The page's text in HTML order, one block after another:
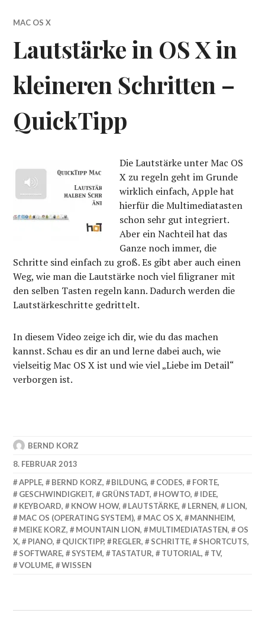
MAC OS X
Lautstärke in OS X in
kleineren Schritten –
QuickTipp
Die Lautstärke unter Mac OS
X zu regeln geht im Grunde
wirklich einfach, Apple hat
hierfür die Multimediatasten
schon sehr gut integriert.
Aber ein Nachteil hat das
Ganze noch immer, die
Schritte sind einfach zu groß. Es gibt aber auch einen
Weg, wie man die Lautstärke noch viel filigraner mit
den selben Tasten regeln kann. Dadurch werden die
Lautstärkeschritte gedrittelt.
In diesem Video zeige ich dir, wie du das machen
kannst. Schau es dir an und lerne dabei auch, wie
vielseitig Mac OS X ist und wie viel „Liebe im Detail“
verborgen ist.
BERND KORZ
8. FEBRUAR 2013
APPLE, BERND KORZ, BILDUNG, CODES, FORTE,
GESCHWINDIGKEIT, GRÜNSTADT, HOWTO, IDEE,
KEYBOARD, KNOW HOW, LAUTSTÄRKE, LERNEN, LION,
MAC OS (OPERATING SYSTEM), MAC OS X, MANNHEIM,
MEIKE KORZ, MOUNTAIN LION, MULTIMEDIATASTEN,
OS
X, PIANO, QUICKTIPP, REGLER, SCHRITTE, SHORTCUTS,
SOFTWARE, SYSTEM, TASTATUR, TUTORIAL, TV,
VOLUME, WISSEN